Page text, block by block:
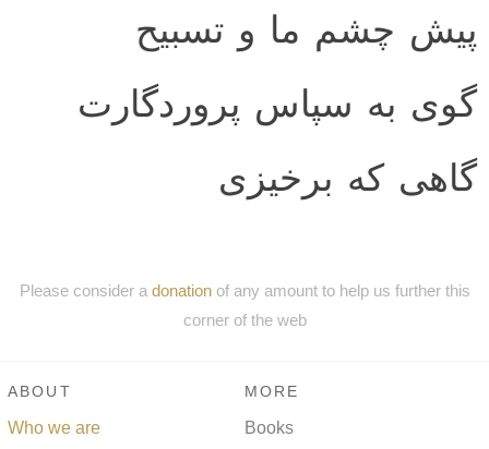
پیش چشم ما و تسبیح
گوی به سپاس پروردگارت
گاهی که برخیزی‌
Please consider a donationof any amount to help us further this
corner of the web
ABOUT
Who we are
MORE
Books